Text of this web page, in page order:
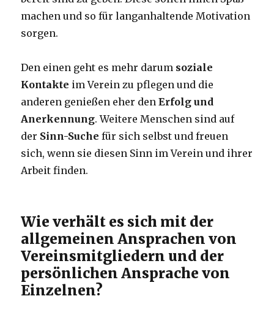
machen und so für langanhaltende Motivation
sorgen.
Den einen geht es mehr darum soziale
Kontakte im Verein zu pflegen und die
anderen genießen eher denErfolg und
Anerkennung. Weitere Menschen sind auf
der Sinn-Suche für sich selbst und freuen
sich, wenn sie diesen Sinn im Verein und ihrer
Arbeit finden.
Wie verhält es sich mit der
allgemeinen Ansprachen von
Vereinsmitgliedern und der
persönlichen Ansprache von
Einzelnen?